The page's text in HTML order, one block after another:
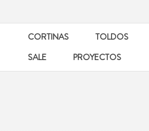
CORTINAS TOLDOS
SALE
PROYECTOS